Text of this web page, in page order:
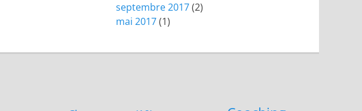
septembre 2017(2)
mai 2017(1)